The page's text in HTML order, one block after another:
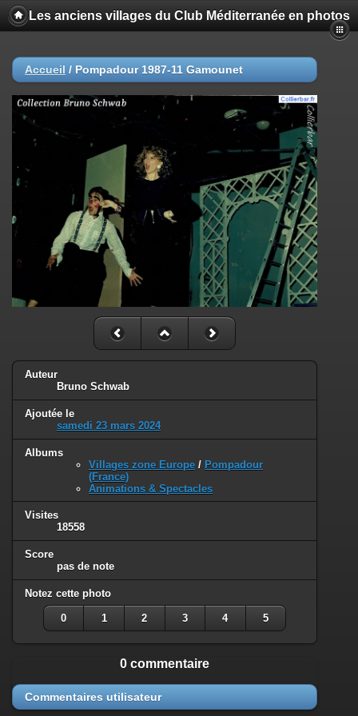
Les anciens villages du Club Méditerranée en photos
Accueil / Pompadour 1987-11 Gamounet
Auteur
Bruno Schwab
Ajoutée le
samedi 23 mars 2024
Albums
Villages zone Europe / Pompadour
(France)
Animations & Spectacles
Visites
18558
Score
pas de note
Notez cette photo
0 1 2 3 4 5
0 commentaire
Commentaires utilisateur